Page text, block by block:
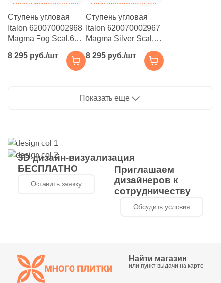
Ступень угловая
Italon 620070002968
Magma Fog Scal.60
Grip Ang.Dx / Магма
Фог Грип 33x60
8 295 руб./шт
Ступень угловая
Italon 620070002967
Magma Silver Scal.60
Grip Ang.Dx / Магма
Сильвер Грип 33x60
8 295 руб./шт
Показать еще
3D дизайн-визуализация
БЕСПЛАТНО
Оставить заявку
Приглашаем
дизайнеров к
сотрудничеству
Обсудить условия
Найти магазин
или пункт выдачи на карте